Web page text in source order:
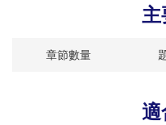
章節數量